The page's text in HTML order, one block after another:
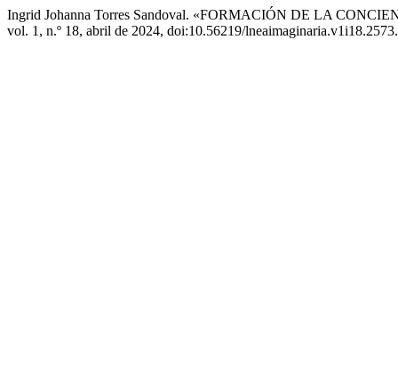
Ingrid Johanna Torres Sandoval. «FORMACIÓN DE LA
vol. 1, n.º 18, abril de 2024, doi:10.56219/lneaimaginaria.v1i18.2573.